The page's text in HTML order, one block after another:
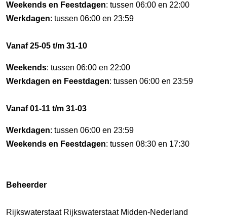
Weekends en Feestdagen: tussen 06:00 en 22:00
Werkdagen: tussen 06:00 en 23:59
Vanaf 25-05 t/m 31-10
Weekends: tussen 06:00 en 22:00
Werkdagen en Feestdagen: tussen 06:00 en 23:59
Vanaf 01-11 t/m 31-03
Werkdagen: tussen 06:00 en 23:59
Weekends en Feestdagen: tussen 08:30 en 17:30
Beheerder
Rijkswaterstaat Rijkswaterstaat Midden-Nederland